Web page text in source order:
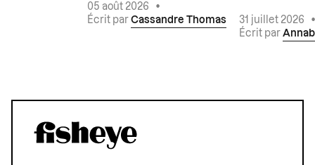
05 août 2026
•
Écrit par Cassandre Thomas 31 juillet 2026
Écrit par